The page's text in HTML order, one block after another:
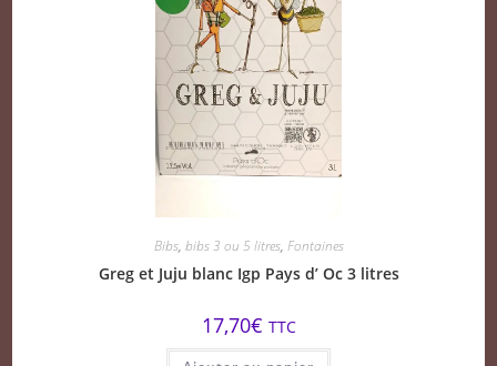
Bibs, bibs 3 ou 5 litres, Fontaines
Greg et Juju blanc Igp Pays d’ Oc 3 litres
17,70€ TTC